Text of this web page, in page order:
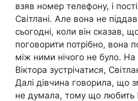
взяв номер телефону, і
Світлані. Але вона не
сьогодні, коли він сказав,
поговорити потрібно, вона
між ними нічого не було. На
Віктора зустрічатися,
Далі дівчина говорила, що
не думала, тому що любить